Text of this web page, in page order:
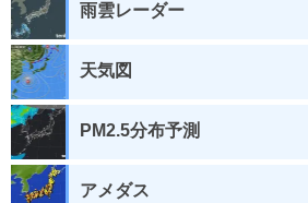
雨雲レーダー
天気図
PM2.5分布予測
アメダス